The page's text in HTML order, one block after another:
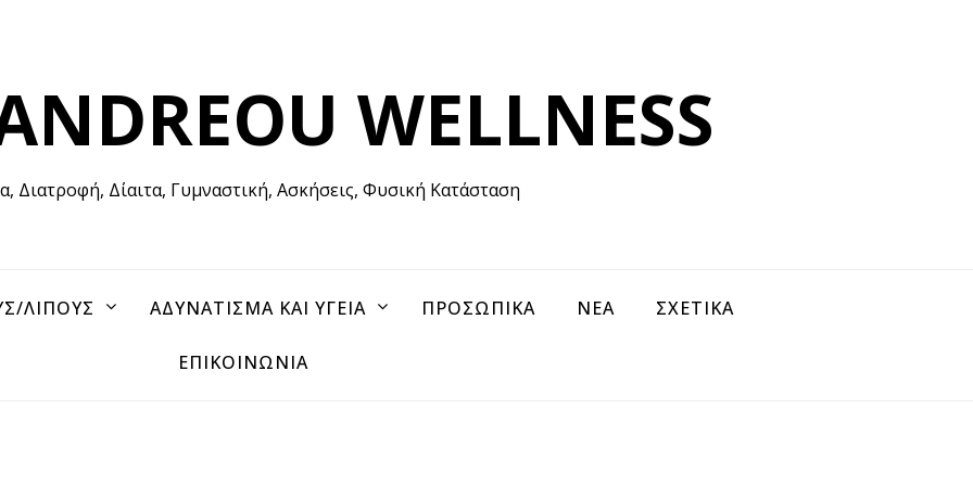
WELLNESS
Διατροφή, Δίαιτα, Γυμναστική, Ασκήσεις, Φυσική Κατάσταση
ΛΙΠΟΥΣ ΑΔΥΝΑΤΙΣΜΑ ΚΑΙ ΥΓΕΙΑ ΠΡΟΣΩΠΙΚΑ ΝΕΑ ΣΧΕΤΙΚΑ
ΕΠΙΚΟΙΝΩΝΙΑ